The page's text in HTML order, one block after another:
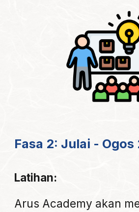
Fasa 2: Julai - Ogos
Latihan:
Arus Academy akan